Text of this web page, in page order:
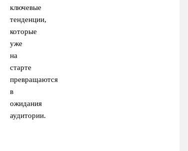
ключевые
тенденции,
которые
уже
на
старте
превращаются
в
ожидания
аудитории.